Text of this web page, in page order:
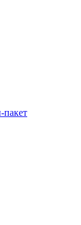
пакет